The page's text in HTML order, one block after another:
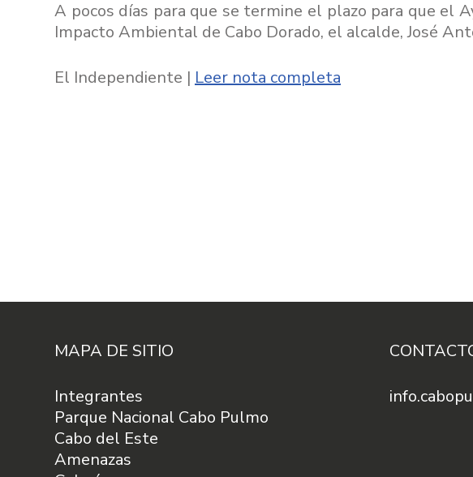
A pocos días para que se termine el plazo para que el
Impacto Ambiental de Cabo Dorado, el alcalde, José
El Independiente | Leer nota completa
MAPA DE SITIO
Integrantes
Parque Nacional Cabo Pulmo
Cabo del Este
Amenazas